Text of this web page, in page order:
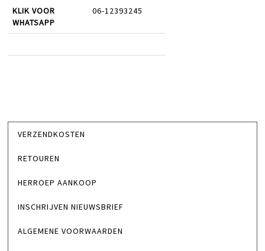
KLIK VOOR
WHATSAPP
06-12393245
VERZENDKOSTEN
RETOUREN
HERROEP AANKOOP
INSCHRIJVEN NIEUWSBRIEF
ALGEMENE VOORWAARDEN